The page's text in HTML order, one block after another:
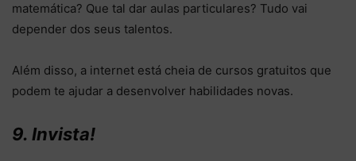
matemática? Que tal dar aulas particulares? Tudo vai
depender dos seus talentos.
Além disso, a internet está cheia de cursos gratuitos que
podem te ajudar a desenvolver habilidades novas.
9. Invista!